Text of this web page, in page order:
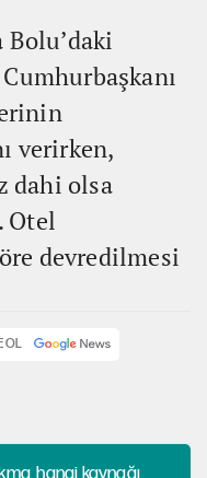
Bolu’daki
verirken,
dahi olsa
Otel
devredilmesi
OL
hangi kaynağı